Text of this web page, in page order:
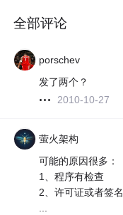
全部评论
porschev
发了两个？
2010-10-27
萤火架构
可能的原因很多：
1、程序有检查
2、许可证或者签名
...